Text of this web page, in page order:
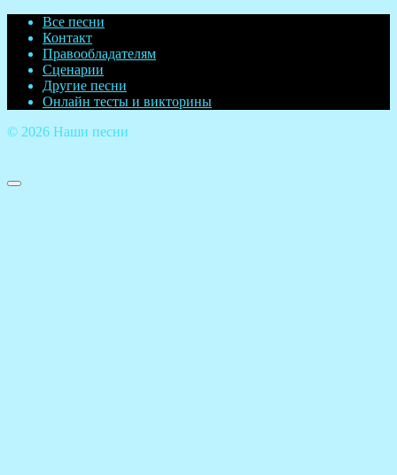
Все песни
Контакт
Правообладателям
Сценарии
Другие песни
Онлайн тесты и викторины
© 2026 Наши песни